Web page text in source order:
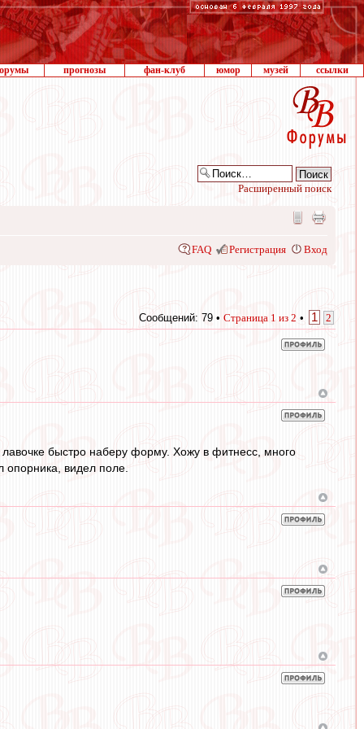
прогнозы фан-клуб юмор музей ссылки
Расширенный поиск
FAQ Регистрация Вход
Сообщений: 79 • Страница 1 из 2 • 1 2
быстро наберу форму. Хожу в фитнесс, много
опорника, видел поле.